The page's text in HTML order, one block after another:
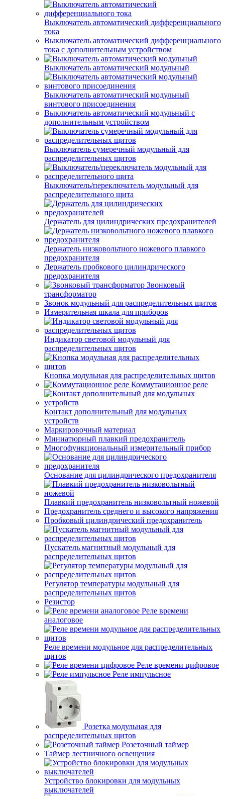
Выключатель автоматический дифференциального
тока
Выключатель автоматический дифференциального
тока с дополнительным устройством
Выключатель автоматический модульный
Выключатель автоматический модульный
винтового присоединения
Выключатель автоматический модульный с
дополнительным устройством
Выключатель сумеречный модульный для
распределительных щитов
Выключатель/переключатель модульный для
распределительного щита
Держатель для цилиндрических предохранителей
Держатель низковольтного ножевого плавкого
предохранителя
Держатель пробкового цилиндрического
предохранителя
Звонковый
трансформатор
Звонок модульный для распределительных щитов
Измерительная шкала для приборов
Индикатор световой модульный для
распределительных щитов
Кнопка модульная для распределительных щитов
Коммутационное реле
Контакт дополнительный для модульных
устройств
Маркировочный материал
Миниатюрный плавкий предохранитель
Многофункциональный измерительный прибор
Основание для цилиндрического предохранителя
Плавкий предохранитель низковольтный ножевой
Предохранитель среднего и высокого напряжения
Пробковый цилиндрический предохранитель
Пускатель магнитный модульный для
распределительных щитов
Регулятор температуры модульный для
распределительных щитов
Резистор
Реле времени
аналоговое
Реле времени модульное для распределительных
щитов
Реле времени цифровое
Реле импульсное
Розетка модульная для
распределительных щитов
Розеточный таймер
Таймер лестничного освещения
Устройство блокировки для модульных
выключателей